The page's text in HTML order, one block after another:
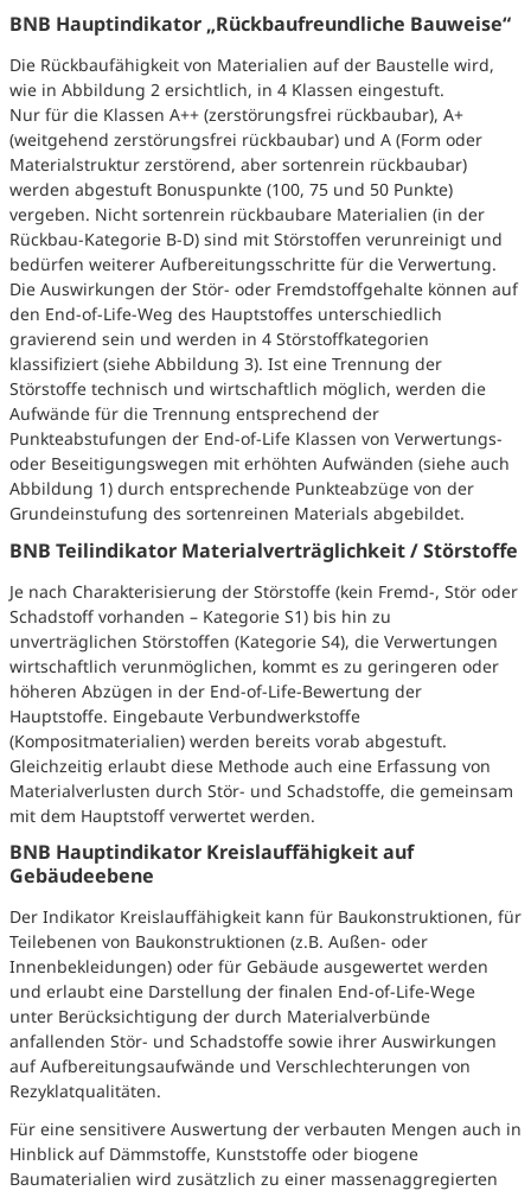
BNB Hauptindikator „Rückbaufreundliche Bauweise“
Die Rückbaufähigkeit von Materialien auf der Baustelle wird,
wie in Abbildung 2 ersichtlich, in 4 Klassen eingestuft.
Nur für die Klassen A++ (zerstörungsfrei rückbaubar), A+
(weitgehend zerstörungsfrei rückbaubar) und A (Form oder
Materialstruktur zerstörend, aber sortenrein rückbaubar)
werden abgestuft Bonuspunkte (100, 75 und 50 Punkte)
vergeben. Nicht sortenrein rückbaubare Materialien (in der
Rückbau-Kategorie B-D) sind mit Störstoffen verunreinigt und
bedürfen weiterer Aufbereitungsschritte für die Verwertung.
Die Auswirkungen der Stör- oder Fremdstoffgehalte können auf
den End-of-Life-Weg des Hauptstoffes unterschiedlich
gravierend sein und werden in 4 Störstoffkategorien
klassifiziert (siehe Abbildung 3). Ist eine Trennung der
Störstoffe technisch und wirtschaftlich möglich, werden die
Aufwände für die Trennung entsprechend der
Punkteabstufungen der End-of-Life Klassen von Verwertungs-
oder Beseitigungswegen mit erhöhten Aufwänden (siehe auch
Abbildung 1) durch entsprechende Punkteabzüge von der
Grundeinstufung des sortenreinen Materials abgebildet.
BNB Teilindikator Materialverträglichkeit / Störstoffe
Je nach Charakterisierung der Störstoffe (kein Fremd-, Stör oder
Schadstoff vorhanden – Kategorie S1) bis hin zu
unverträglichen Störstoffen (Kategorie S4), die Verwertungen
wirtschaftlich verunmöglichen, kommt es zu geringeren oder
höheren Abzügen in der End-of-Life-Bewertung der
Hauptstoffe. Eingebaute Verbundwerkstoffe
(Kompositmaterialien) werden bereits vorab abgestuft.
Gleichzeitig erlaubt diese Methode auch eine Erfassung von
Materialverlusten durch Stör- und Schadstoffe, die gemeinsam
mit dem Hauptstoff verwertet werden.
BNB Hauptindikator Kreislauffähigkeit auf
Gebäudeebene
Der Indikator Kreislauffähigkeit kann für Baukonstruktionen, für
Teilebenen von Baukonstruktionen (z.B. Außen- oder
Innenbekleidungen) oder für Gebäude ausgewertet werden
und erlaubt eine Darstellung der finalen End-of-Life-Wege
unter Berücksichtigung der durch Materialverbünde
anfallenden Stör- und Schadstoffe sowie ihrer Auswirkungen
auf Aufbereitungsaufwände und Verschlechterungen von
Rezyklatqualitäten.
Für eine sensitivere Auswertung der verbauten Mengen auch in
Hinblick auf Dämmstoffe, Kunststoffe oder biogene
Baumaterialien wird zusätzlich zu einer massenaggregierten